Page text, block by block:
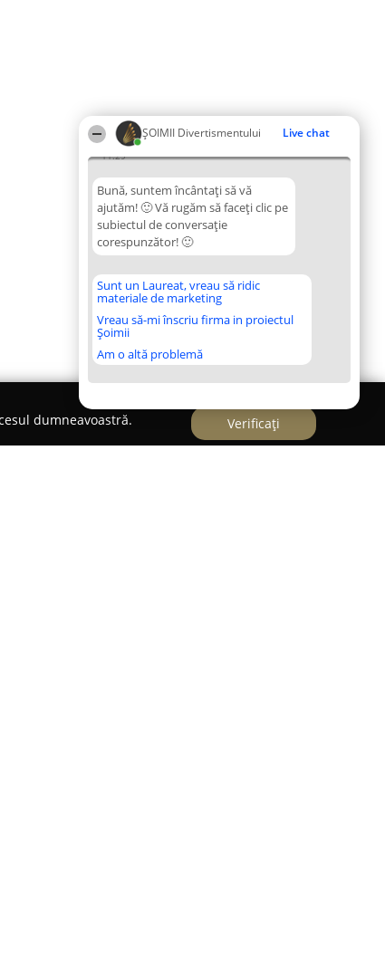
ŞOIMII Divertismentului Live chat
11:29
Bună, suntem încântați să vă
ajutăm! 🙂 Vă rugăm să faceți clic pe
subiectul de conversație
corespunzător! 🙂
Sunt un Laureat, vreau să ridic
materiale de marketing
Vreau să-mi înscriu firma in proiectul
Șoimii
Am o altă problemă
dumneavoastră.
Verificați